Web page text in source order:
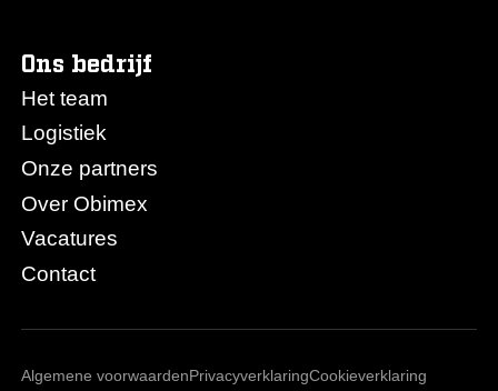
Ons bedrijf
Het team
Logistiek
Onze partners
Over Obimex
Vacatures
Contact
Algemene voorwaardenPrivacyverklaringCookieverklaring